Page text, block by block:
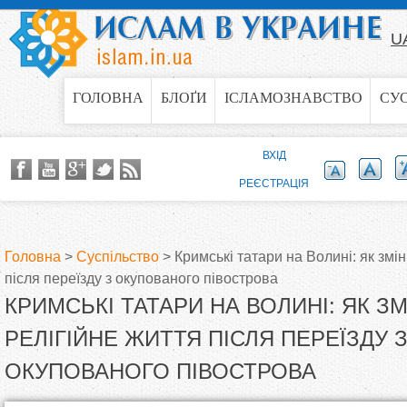
Jump to navigation
ГОЛОВНА БЛОҐИ ІСЛАМОЗНАВСТВО
В
и
є
Головна > Суспільство> Кримські татари на Волині: як
після переїзду з окупованого півострова
КРИМСЬКІ ТАТАРИ НА ВОЛИНІ: ЯК
РЕЛІГІЙНЕ ЖИТТЯ ПІСЛЯ ПЕРЕЇЗДУ З
ОКУПОВАНОГО ПІВОСТРОВА
ВХІД
РЕЄСТРАЦІЯ